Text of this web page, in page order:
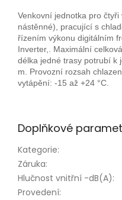
Venkovní jednotka pro
nástěnné), pracující s
řízením výkonu digitálním
Inverter,. Maximální
délka jedné trasy potrubí k
m. Provozní rozsah
vytápění: -15 až +24 °C.
Doplňkové
Kategorie:
Záruka:
Hlučnost vnitřní -dB(A):
Provedení: